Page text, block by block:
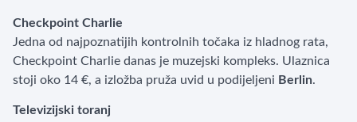
Checkpoint Charlie
Jedna od najpoznatijih kontrolnih točaka iz hladnog rata,
Checkpoint Charlie danas je muzejski kompleks. Ulaznica
stoji oko 14 €, a izložba pruža uvid u podijeljeni Berlin.
Televizijski toranj